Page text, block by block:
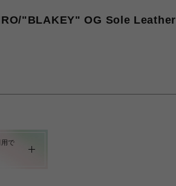
"BLAKEY" OG Sole Leather
で